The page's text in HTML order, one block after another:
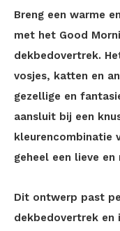
Breng een warme
met het Good
dekbedovertrek.
vosjes, katten en
gezellige en
aansluit bij een
kleurencombinatie
geheel een lieve
Dit ontwerp past
dekbedovertrek en